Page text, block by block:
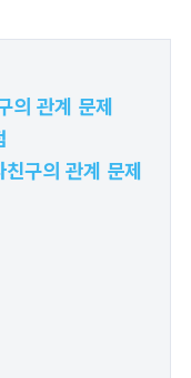
의 관계 문제
구의 관계 문제